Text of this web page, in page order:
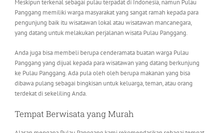
Meskipun terkenal sebagai pulau terpadat di Indonesia, namun Pulau
Panggang memiliki warga masyarakat yang sangat ramah kepada para
pengunjung baik itu wisatawan lokal atau wisatawan mancanegara,
yang datang untuk melakukan perjalanan wisata Pulau Panggang.
Anda juga bisa membeli berupa cenderamata buatan warga Pulau
Panggang yang dijual kepada para wisatawan yang datang berkunjung
ke Pulau Panggang. Ada pula oleh oleh berupa makanan yang bisa
dibawa pulang sebagai bingkisan untuk keluarga, teman, atau orang
terdekat di sekeliling Anda.
Tempat Berwisata yang Murah